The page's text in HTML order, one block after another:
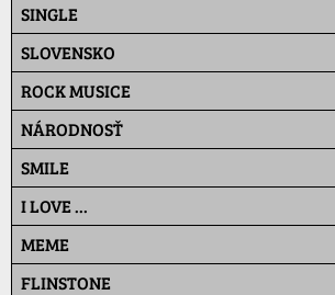
SINGLE
SLOVENSKO
ROCK MUSICE
NÁRODNOSŤ
SMILE
I LOVE ...
MEME
FLINSTONE